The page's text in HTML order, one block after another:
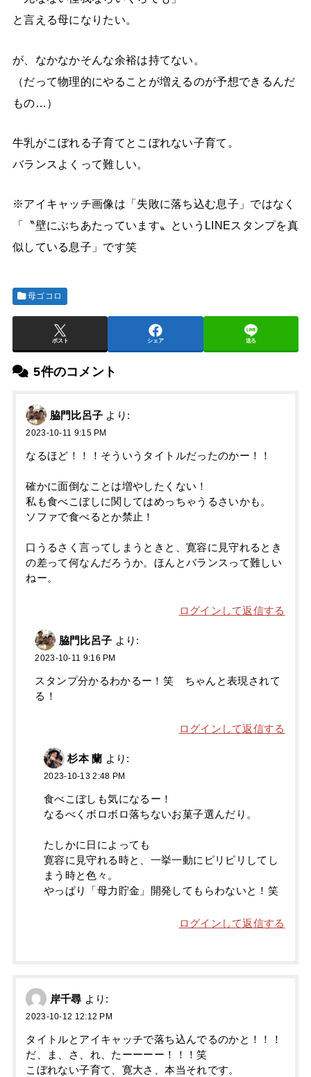
と言える母になりたい。
が、なかなかそんな余裕は持てない。
（だって物理的にやることが増えるのが予想できるんだ
もの…）
牛乳がこぼれる子育てとこぼれない子育て。
バランスよくって難しい。
※アイキャッチ画像は「失敗に落ち込む息子」ではなく
「〝壁にぶちあたっています〟というLINEスタンプを真
似している息子」です笑
母ゴコロ
ポスト シェア 送る
5件のコメント
脇門比呂子 より:
2023-10-11 9:15 PM
なるほど！！！そういうタイトルだったのかー！！
確かに面倒なことは増やしたくない！
私も食べこぼしに関してはめっちゃうるさいかも。
ソファで食べるとか禁止！
口うるさく言ってしまうときと、寛容に見守れるとき
の差って何なんだろうか。ほんとバランスって難しい
ねー。
ログインして返信する
脇門比呂子 より:
2023-10-11 9:16 PM
スタンプ分かるわかるー！笑 ちゃんと表現されて
る！
ログインして返信する
杉本 蘭 より:
2023-10-13 2:48 PM
食べこぼしも気になるー！
なるべくボロボロ落ちないお菓子選んだり。
たしかに日によっても
寛容に見守れる時と、一挙一動にピリピリしてし
まう時と色々。
やっぱり「母力貯金」開発してもらわないと！笑
ログインして返信する
岸千尋 より:
2023-10-12 12:12 PM
タイトルとアイキャッチで落ち込んでるのかと！！！
だ、ま、さ、れ、たーーーー！！！笑
こぼれない子育て、寛大さ、本当それです。